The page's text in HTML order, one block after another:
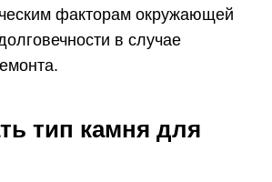
факторам окружающей
в случае
тип камня для